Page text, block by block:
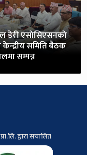
डेरी एसोसिएसनको
केन्द्रीय समिति बैठक
सम्पन्न
द्वारा संचालित